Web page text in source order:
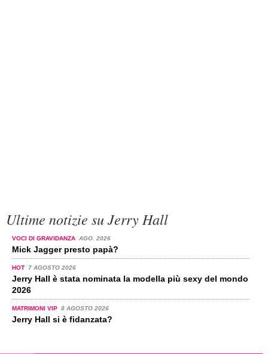
Ultime notizie su Jerry Hall
VOCI DI GRAVIDANZA AGO. 2026
Mick Jagger presto papà?
HOT 7 AGOSTO 2026
Jerry Hall è stata nominata la modella più sexy del mondo
2026
MATRIMONI VIP 8 AGOSTO 2026
Jerry Hall si è fidanzata?